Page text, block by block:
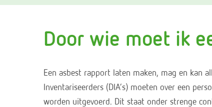
Door wie moet ik
Een asbest rapport laten maken, mag en kan
Inventariseerders (DIA’s) moeten over een
worden uitgevoerd. Dit staat onder strenge